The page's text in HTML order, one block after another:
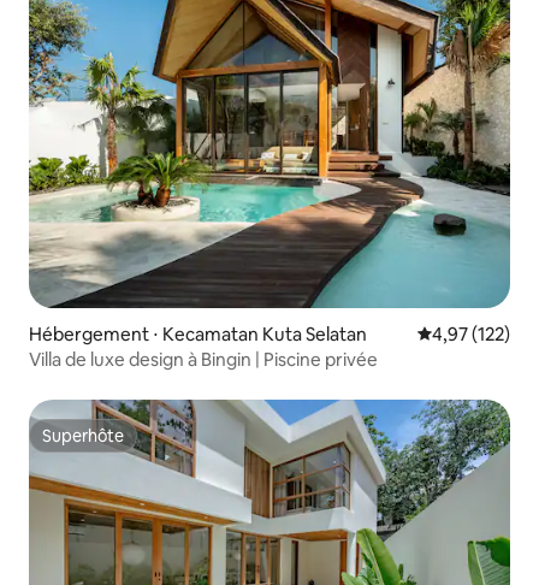
Hébergement ⋅ Kecamatan Kuta Selatan Évaluation
4,97 (122)
Villa de luxe design à Bingin | Piscine privée
Superhôte
Superhôte